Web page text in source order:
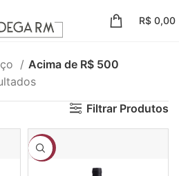
R$ 0,00
Acima de R$ 500
Filtrar Produtos
-17%